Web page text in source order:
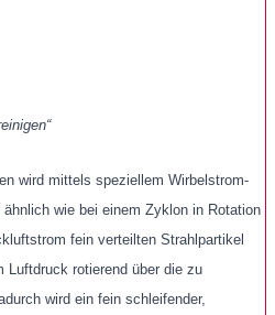
wird mittels speziellem Wirbelstrom-
wie bei einem Zyklon in Rotation
fein verteilten Strahlpartikel
Luftdruck rotierend über die zu
wird ein fein schleifender,